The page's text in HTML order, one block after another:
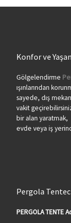
Konfor ve
Gölgelendirme
ışınlarından
sayede, dış
vakit
bir alan yaratmak,
evde veya iş
Pergola
PERGOLA TENTE